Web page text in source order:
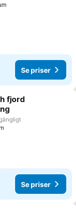
Se priser
Favoriter
fjord
Se priser